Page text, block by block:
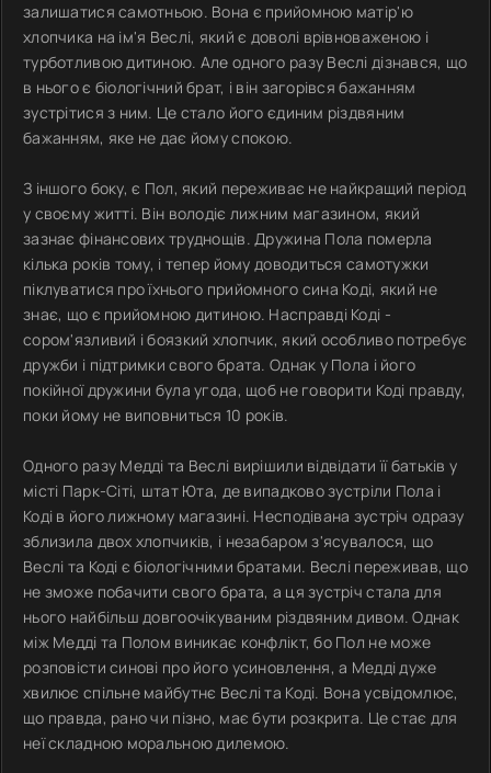
залишатися самотньою. Вона є прийомною матір'ю
хлопчика на ім'я Веслі, який є доволі врівноваженою і
турботливою дитиною. Але одного разу Веслі дізнався, що
в нього є біологічний брат, і він загорівся бажанням
зустрітися з ним. Це стало його єдиним різдвяним
бажанням, яке не дає йому спокою.
З іншого боку, є Пол, який переживає не найкращий період
у своєму житті. Він володіє лижним магазином, який
зазнає фінансових труднощів. Дружина Пола померла
кілька років тому, і тепер йому доводиться самотужки
піклуватися про їхнього прийомного сина Коді, який не
знає, що є прийомною дитиною. Насправді Коді -
сором'язливий і боязкий хлопчик, який особливо потребує
дружби і підтримки свого брата. Однак у Пола і його
покійної дружини була угода, щоб не говорити Коді правду,
поки йому не виповниться 10 років.
Одного разу Медді та Веслі вирішили відвідати її батьків у
місті Парк-Сіті, штат Юта, де випадково зустріли Пола і
Коді в його лижному магазині. Несподівана зустріч одразу
зблизила двох хлопчиків, і незабаром з'ясувалося, що
Веслі та Коді є біологічними братами. Веслі переживав, що
не зможе побачити свого брата, а ця зустріч стала для
нього найбільш довгоочікуваним різдвяним дивом. Однак
між Медді та Полом виникає конфлікт, бо Пол не може
розповісти синові про його усиновлення, а Медді дуже
хвилює спільне майбутнє Веслі та Коді. Вона усвідомлює,
що правда, рано чи пізно, має бути розкрита. Це стає для
неї складною моральною дилемою.